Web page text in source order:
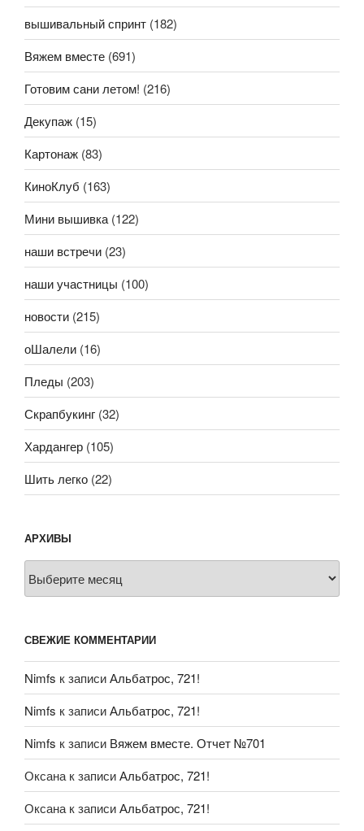
вышивальный спринт (182)
Вяжем вместе (691)
Готовим сани летом! (216)
Декупаж (15)
Картонаж (83)
КиноКлуб (163)
Мини вышивка (122)
наши встречи (23)
наши участницы (100)
новости (215)
оШалели (16)
Пледы (203)
Скрапбукинг (32)
Хардангер (105)
Шить легко (22)
АРХИВЫ
СВЕЖИЕ КОММЕНТАРИИ
Nimfs к записиАльбатрос, 721!
Nimfs к записиАльбатрос, 721!
Nimfs к записи Вяжем вместе. Отчет №701
Оксана к записиАльбатрос, 721!
Оксана к записиАльбатрос, 721!